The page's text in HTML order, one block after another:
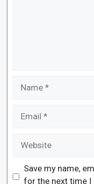
Save my name,
for the next time I